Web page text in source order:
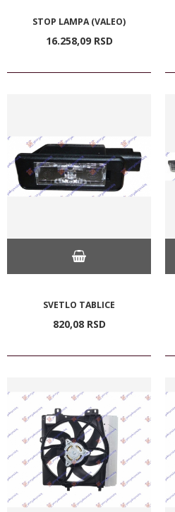
STOP LAMPA (VALEO)
16.258,09 RSD
SVETLO TABLICE
820,08 RSD